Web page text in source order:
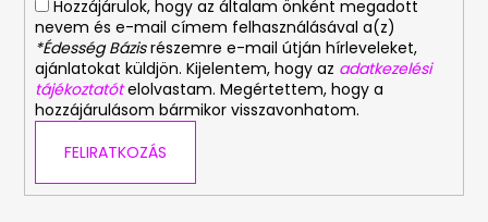
KERESÉS
j
Hozzájárulok, hogy az általam önként megadott
nevem és e-mail címem felhasználásával a(z)
*Édesség Bázisrészemre e-mail útján hírleveleket,
ajánlatokat küldjön. Kijelentem, hogy az adatkezelési
tájékoztatót elolvastam. Megértettem, hogy a
hozzájárulásom bármikor visszavonhatom.
FELIRATKOZÁS